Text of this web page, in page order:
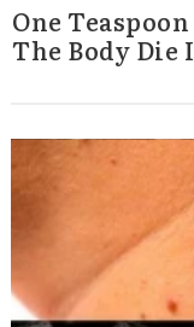
One
The Body